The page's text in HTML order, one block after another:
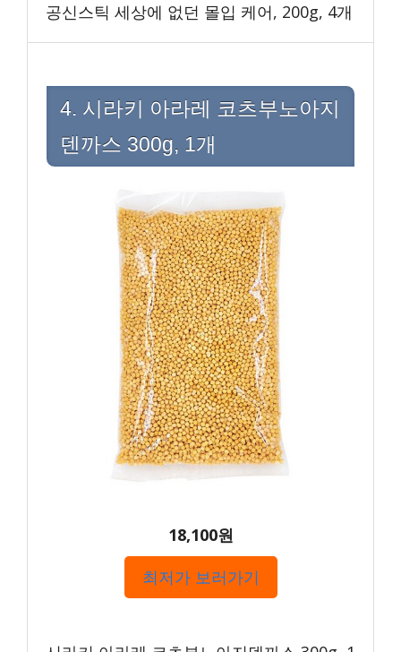
공신스틱 세상에 없던 몰입 케어, 200g, 4개
4. 시라키 아라레 코츠부노아지
덴까스 300g, 1개
18,100원
최저가 보러가기